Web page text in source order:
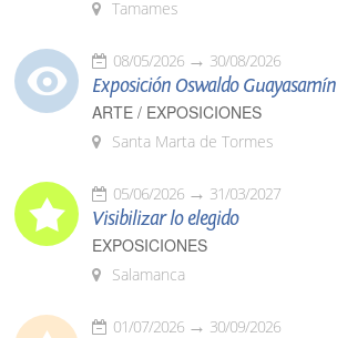
Tamames
08/05/2026 30/08/2026
Exposición Oswaldo Guayasamín
ARTE / EXPOSICIONES
Santa Marta de Tormes
05/06/2026 31/03/2027
Visibilizar lo elegido
EXPOSICIONES
Salamanca
01/07/2026 30/09/2026